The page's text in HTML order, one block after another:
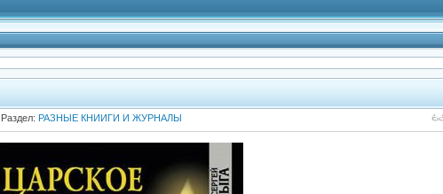
Раздел: РАЗНЫЕ КНИИГИ И ЖУРНАЛЫ